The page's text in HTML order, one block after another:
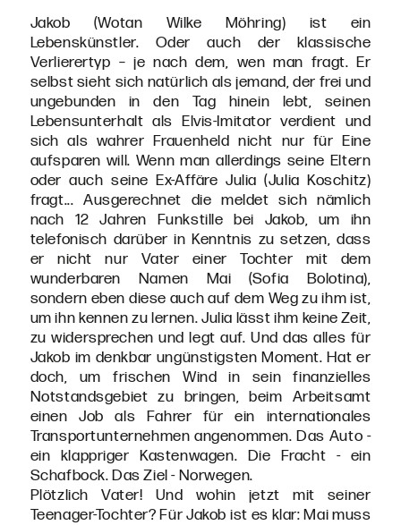
Jakob (Wotan Wilke Möhring) ist ein
Lebenskünstler. Oder auch der klassische
Verlierertyp – je nach dem, wen man fragt. Er
selbst sieht sich natürlich als jemand, der frei und
ungebunden in den Tag hinein lebt, seinen
Lebensunterhalt als Elvis-Imitator verdient und
sich als wahrer Frauenheld nicht nur für Eine
aufsparen will. Wenn man allerdings seine Eltern
oder auch seine Ex-Affäre Julia (Julia Koschitz)
fragt... Ausgerechnet die meldet sich nämlich
nach 12 Jahren Funkstille bei Jakob, um ihn
telefonisch darüber in Kenntnis zu setzen, dass
er nicht nur Vater einer Tochter mit dem
wunderbaren Namen Mai (Sofia Bolotina),
sondern eben diese auch auf dem Weg zu ihm ist,
um ihn kennen zu lernen. Julia lässt ihm keine Zeit,
zu widersprechen und legt auf. Und das alles für
Jakob im denkbar ungünstigsten Moment. Hat er
doch, um frischen Wind in sein finanzielles
Notstandsgebiet zu bringen, beim Arbeitsamt
einen Job als Fahrer für ein internationales
Transportunternehmen angenommen. Das Auto -
ein klappriger Kastenwagen. Die Fracht - ein
Schafbock. Das Ziel - Norwegen.
Plötzlich Vater! Und wohin jetzt mit seiner
Teenager-Tochter? Für Jakob ist es klar: Mai muss